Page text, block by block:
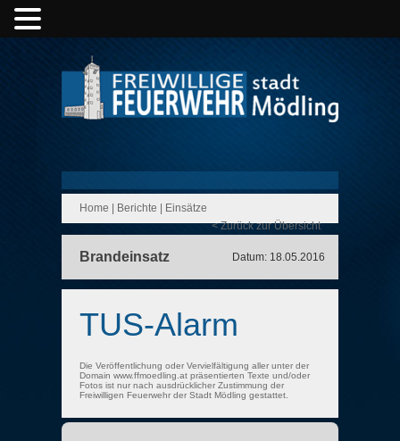
Home Berichte
Einsätze
< Zurück zur Übersicht
Brandeinsatz Datum: 18.05.2016
TUS-Alarm
Die Veröffentlichung oder Vervielfältigung aller unter der
Domain www.ffmoedling.at präsentierten Texte und/oder
Fotos ist nur nach ausdrücklicher Zustimmung der
Freiwilligen Feuerwehr der Stadt Mödling gestattet.